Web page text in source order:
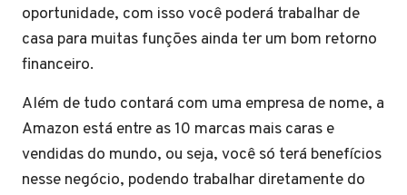
oportunidade, com isso você poderá trabalhar de
casa para muitas funções ainda ter um bom retorno
financeiro.
Além de tudo contará com uma empresa de nome, a
Amazon está entre as 10 marcas mais caras e
vendidas do mundo, ou seja, você só terá benefícios
nesse negócio, podendo trabalhar diretamente do